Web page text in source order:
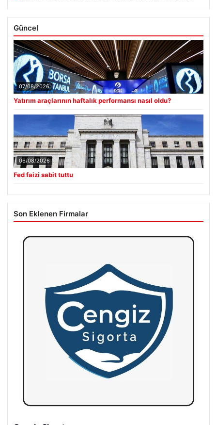
Güncel
07/08/2026
Yatırım araçlarının haftalık performansı nasıl oldu?
06/08/2026
Fed faizi sabit tuttu
Son Eklenen Firmalar